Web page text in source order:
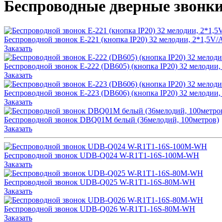
Беспроводные дверные
Беспроводной звонок E-221 (кнопка IP20) 32 мелодии,
Заказать
Беспроводной звонок E-222 (DB605) (кнопка IP20) 32 мелодии,
Заказать
Беспроводной звонок E-223 (DB606) (кнопка IP20) 32 мелодии,
Заказать
Беспроводной звонок DBQ01M белый (36мелодий, 100метров)
Заказать
Беспроводной звонок UDB-Q024 W-R1T1-16S-100M-WH
Заказать
Беспроводной звонок UDB-Q025 W-R1T1-16S-80M-WH
Заказать
Беспроводной звонок UDB-Q026 W-R1T1-16S-80M-WH
Заказать